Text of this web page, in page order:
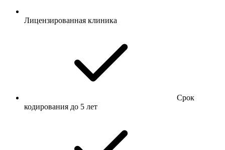
Лицензированная клиника
Срок
кодирования до 5 лет